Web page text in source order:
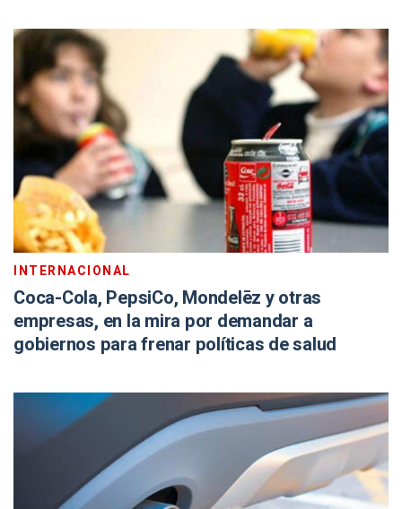
INTERNACIONAL
Coca-Cola, PepsiCo, Mondelēz y otras
empresas, en la mira por demandar a
gobiernos para frenar políticas de salud